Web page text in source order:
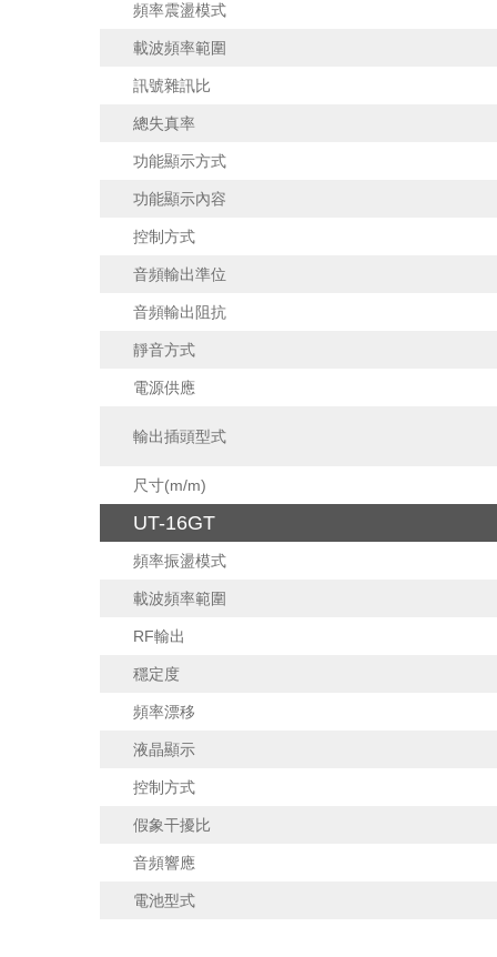
頻率震盪模式
載波頻率範圍
訊號雜訊比
總失真率
功能顯示方式
功能顯示內容
控制方式
音頻輸出準位
音頻輸出阻抗
靜音方式
電源供應
輸出插頭型式
尺寸(m/m)
UT-16GT
頻率振盪模式
載波頻率範圍
RF輸出
穩定度
頻率漂移
液晶顯示
控制方式
假象干擾比
音頻響應
電池型式